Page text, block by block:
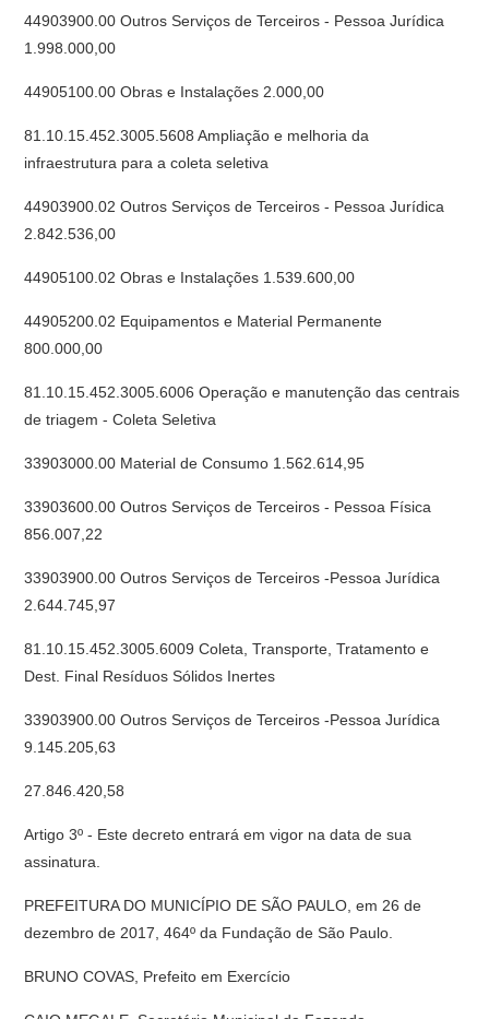
44903900.00 Outros Serviços de Terceiros - Pessoa Jurídica
1.998.000,00
44905100.00 Obras e Instalações 2.000,00
81.10.15.452.3005.5608 Ampliação e melhoria da
infraestrutura para a coleta seletiva
44903900.02 Outros Serviços de Terceiros - Pessoa Jurídica
2.842.536,00
44905100.02 Obras e Instalações 1.539.600,00
44905200.02 Equipamentos e Material Permanente
800.000,00
81.10.15.452.3005.6006 Operação e manutenção das centrais
de triagem - Coleta Seletiva
33903000.00 Material de Consumo 1.562.614,95
33903600.00 Outros Serviços de Terceiros - Pessoa Física
856.007,22
33903900.00 Outros Serviços de Terceiros -Pessoa Jurídica
2.644.745,97
81.10.15.452.3005.6009 Coleta, Transporte, Tratamento e
Dest. Final Resíduos Sólidos Inertes
33903900.00 Outros Serviços de Terceiros -Pessoa Jurídica
9.145.205,63
27.846.420,58
Artigo 3º - Este decreto entrará em vigor na data de sua
assinatura.
PREFEITURA DO MUNICÍPIO DE SÃO PAULO, em 26 de
dezembro de 2017, 464º da Fundação de São Paulo.
BRUNO COVAS, Prefeito em Exercício